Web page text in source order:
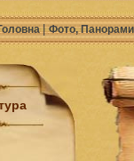
|Фото,